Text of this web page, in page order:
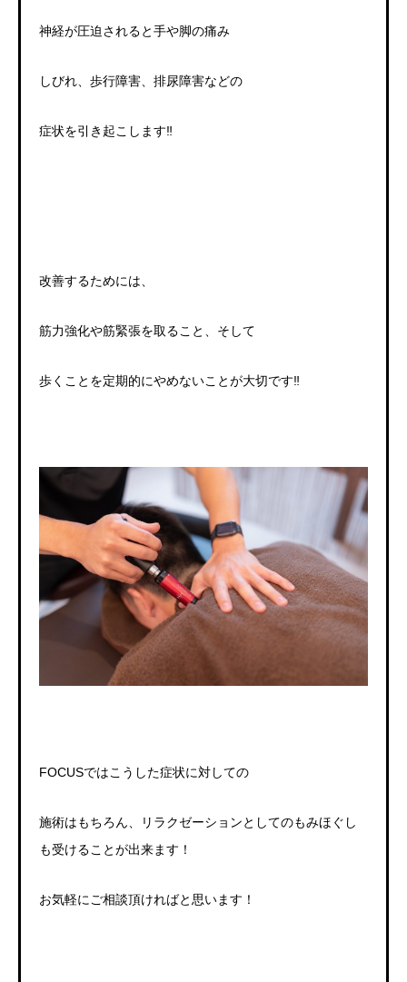
神経が圧迫されると手や脚の痛み
しびれ、歩行障害、排尿障害などの
症状を引き起こします‼️
改善するためには、
筋力強化や筋緊張を取ること、そして
歩くことを定期的にやめないことが大切です‼️
FOCUSではこうした症状に対しての
施術はもちろん、リラクゼーションとしてのもみほぐし
も受けることが出来ます！
お気軽にご相談頂ければと思います！